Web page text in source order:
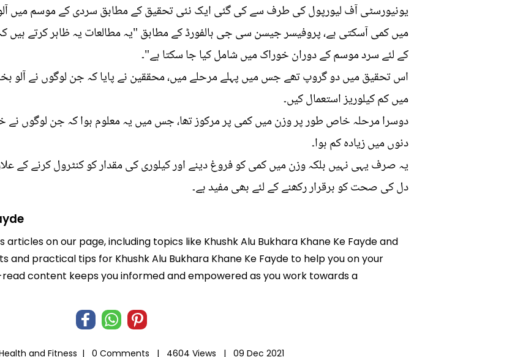
یونیورسٹی آف لیورپول کی طرف سے کی گئی ایک نئی تحقیق کے مطابق سردی کے موسم میں
میں کمی آسکتی ہے، پروفیسر جیسن سی جی ہالفورڈ کے مطابق "یہ مطالعات یہ ظاہر کرتے ہیں
کے لئے سرد موسم کے دوران خوراک میں شامل کیا جا سکتا ہے"۔
اس تحقیق میں دو گروپ تھے جس میں پہلے مرحلے میں، محققین نے پایا کہ جن لوگوں نے آلو
میں کم کیلوریز استعمال کیں۔
دوسرا مرحلہ خاص طور پر وزن میں کمی پر مرکوز تھا، جس میں یہ معلوم ہوا کہ جن لوگوں نے
دنوں میں زیادہ کم ہوا۔
یہ صرف یہی نہیں بلکہ وزن میں کمی کو فروغ دینے اور کیلوری کی مقدار کو کنٹرول کرنے کے
دل کی صحت کو برقرار رکھنے کے لئے بھی مفید ہے۔
on our page, including topics like Khushk Alu Bukhara Khane Ke Fayde and
and practical tips for Khushk Alu Bukhara Khane Ke Fayde to help you on your
content keeps you informed and empowered as you work towards a
and Fitness | 0 Comments | 4604 Views | 09 Dec 2021